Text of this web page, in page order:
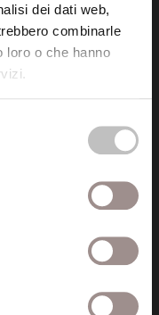
dei dati web,
combinarle
loro o che hanno